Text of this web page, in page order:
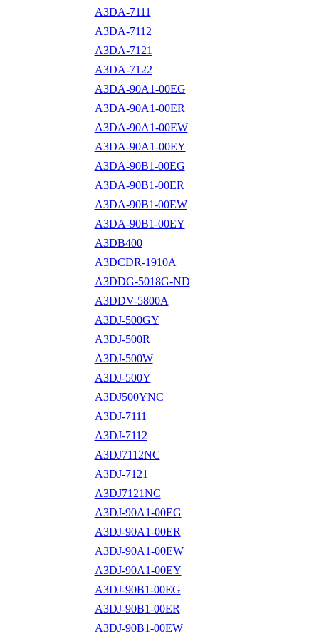
A3DA-7111
A3DA-7112
A3DA-7121
A3DA-7122
A3DA-90A1-00EG
A3DA-90A1-00ER
A3DA-90A1-00EW
A3DA-90A1-00EY
A3DA-90B1-00EG
A3DA-90B1-00ER
A3DA-90B1-00EW
A3DA-90B1-00EY
A3DB400
A3DCDR-1910A
A3DDG-5018G-ND
A3DDV-5800A
A3DJ-500GY
A3DJ-500R
A3DJ-500W
A3DJ-500Y
A3DJ500YNC
A3DJ-7111
A3DJ-7112
A3DJ7112NC
A3DJ-7121
A3DJ7121NC
A3DJ-90A1-00EG
A3DJ-90A1-00ER
A3DJ-90A1-00EW
A3DJ-90A1-00EY
A3DJ-90B1-00EG
A3DJ-90B1-00ER
A3DJ-90B1-00EW